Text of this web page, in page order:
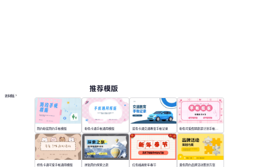
推荐模版
更多模板
简约粉蓝简约手帐模版 粉色卡通手帐通用模版 蓝色卡通交通教育手帐记录 粉色可爱假期旅游计划手帐模版
棕色卡通可爱手帐通用模版 拼贴简约探索之旅 红色插画新年春节 黄色简约品牌活动策划方案